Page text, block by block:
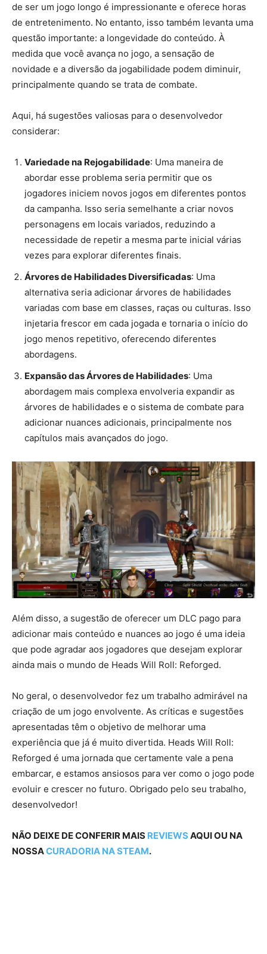
de ser um jogo longo é impressionante e oferece horas
de entretenimento. No entanto, isso também levanta uma
questão importante: a longevidade do conteúdo. À
medida que você avança no jogo, a sensação de
novidade e a diversão da jogabilidade podem diminuir,
principalmente quando se trata de combate.
Aqui, há sugestões valiosas para o desenvolvedor
considerar:
Variedade na Rejogabilidade: Uma maneira de
abordar esse problema seria permitir que os
jogadores iniciem novos jogos em diferentes pontos
da campanha. Isso seria semelhante a criar novos
personagens em locais variados, reduzindo a
necessidade de repetir a mesma parte inicial várias
vezes para explorar diferentes finais.
Árvores de Habilidades Diversificadas: Uma
alternativa seria adicionar árvores de habilidades
variadas com base em classes, raças ou culturas. Isso
injetaria frescor em cada jogada e tornaria o início do
jogo menos repetitivo, oferecendo diferentes
abordagens.
Expansão das Árvores de Habilidades: Uma
abordagem mais complexa envolveria expandir as
árvores de habilidades e o sistema de combate para
adicionar nuances adicionais, principalmente nos
capítulos mais avançados do jogo.
Além disso, a sugestão de oferecer um DLC pago para
adicionar mais conteúdo e nuances ao jogo é uma ideia
que pode agradar aos jogadores que desejam explorar
ainda mais o mundo de Heads Will Roll: Reforged.
No geral, o desenvolvedor fez um trabalho admirável na
criação de um jogo envolvente. As críticas e sugestões
apresentadas têm o objetivo de melhorar uma
experiência que já é muito divertida. Heads Will Roll:
Reforged é uma jornada que certamente vale a pena
embarcar, e estamos ansiosos para ver como o jogo pode
evoluir e crescer no futuro. Obrigado pelo seu trabalho,
desenvolvedor!
NÃO DEIXE DE CONFERIR MAIS REVIEWS AQUI OU NA
NOSSACURADORIA NA STEAM.